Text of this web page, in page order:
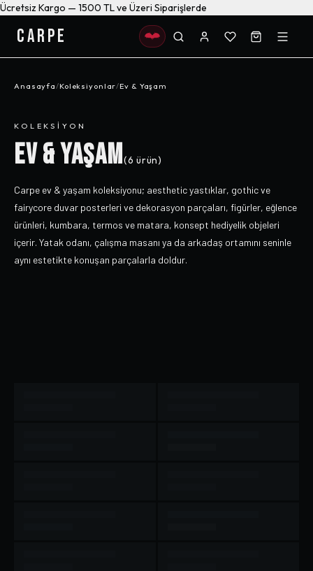
Ücretsiz Kargo — 1500 TL ve Üzeri Siparişlerde
CARPE
Anasayfa/Koleksiyonlar/Ev & Yaşam
KOLEKSIYON
EV & YAŞAM(6 ürün)
Carpe ev & yaşam koleksiyonu; aesthetic yastıklar, gothic ve
fairycore duvar posterleri ve dekorasyon parçaları, figürler, eğlence
ürünleri, kumbara, termos ve matara, konsept hediyelik objeleri
içerir. Yatak odanı, çalışma masanı ya da arkadaş ortamını seninle
aynı estetikte konuşan parçalarla doldur.